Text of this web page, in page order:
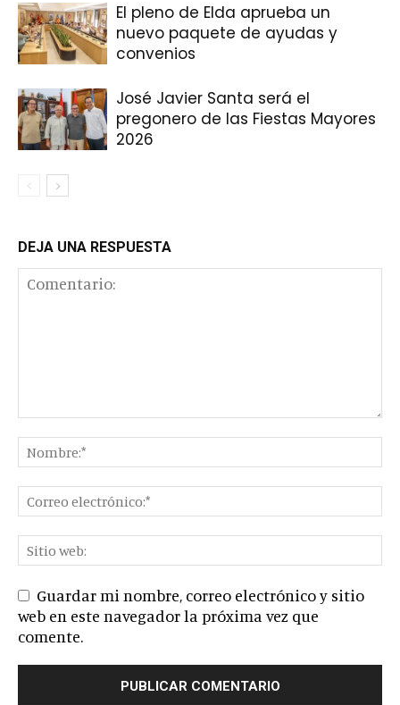
El pleno de Elda aprueba un
nuevo paquete de ayudas y
convenios
José Javier Santa será el
pregonero de las Fiestas Mayores
2026
DEJA UNA RESPUESTA
Guardar mi nombre, correo electrónico y sitio
web en este navegador la próxima vez que
comente.